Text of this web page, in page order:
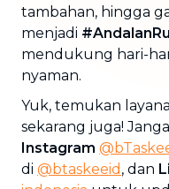
tambahan, hingga
menjadi
mendukung hari-
nyaman.
Yuk, temukan
sekarang juga!
Instagram
di @btaskeeid , dan